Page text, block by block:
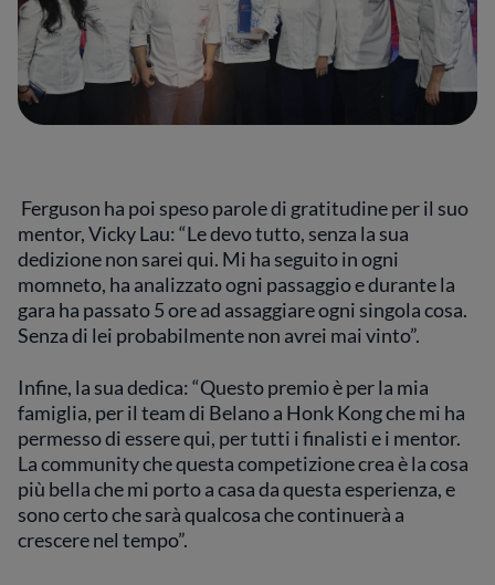
Ferguson ha poi speso parole di gratitudine per il suo
mentor, Vicky Lau: “Le devo tutto, senza la sua
dedizione non sarei qui. Mi ha seguito in ogni
momneto, ha analizzato ogni passaggio e durante la
gara ha passato 5 ore ad assaggiare ogni singola cosa.
Senza di lei probabilmente non avrei mai vinto”.
Infine, la sua dedica: “Questo premio è per la mia
famiglia, per il team di Belano a Honk Kong che mi ha
permesso di essere qui, per tutti i finalisti e i mentor.
La community che questa competizione crea è la cosa
più bella che mi porto a casa da questa esperienza, e
sono certo che sarà qualcosa che continuerà a
crescere nel tempo”.